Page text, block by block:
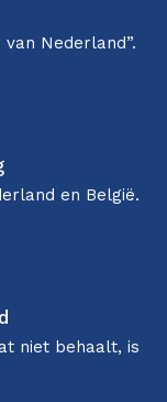
Nederland”.
en België.
niet behaalt, is